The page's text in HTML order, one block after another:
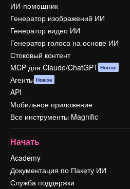
ИИ-помощник
Генератор изображений ИИ
Генератор видео ИИ
Генератор голоса на основе ИИ
Стоковый контент
MCP для Claude/ChatGPT Новое
Агенты Новое
API
Мобильное приложение
Все инструменты Magnific
Начать
Academy
Документация по Пакету ИИ
Служба поддержки